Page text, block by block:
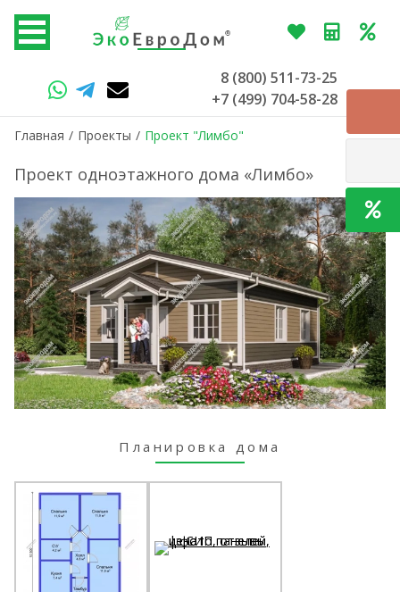
8 (800) 511-73-25
+7 (499) 704-58-28
Главная / Проекты / Проект "Лимбо"
Проект одноэтажного дома «Лимбо»
Планировка дома